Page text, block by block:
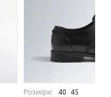
Розміри: 40 45